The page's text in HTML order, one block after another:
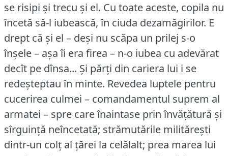
se risipi și trecu și el. Cu toate aceste, copila nu
încetă să-l iubească, în ciuda dezamăgirilor. E
drept că și el – deși nu scăpa un prilej s-o
înșele – așa îi era firea – n-o iubea cu adevărat
decît pe dînsa... Și părți din cariera lui i se
redeșteptau în minte. Revedea luptele pentru
cucerirea culmei – comandamentul suprem al
armatei – spre care înaintase prin învățătură și
sîrguință neîncetată; strămutările militărești
dintr-un colț al țărei la celălalt; prea marea lui